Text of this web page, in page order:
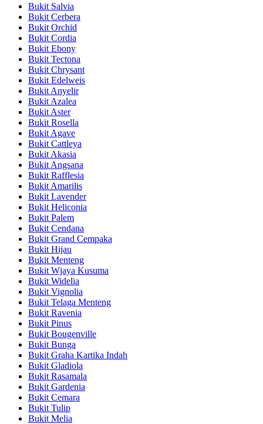
Bukit Salvia
Bukit Cerbera
Bukit Orchid
Bukit Cordia
Bukit Ebony
Bukit Tectona
Bukit Chrysant
Bukit Edelweis
Bukit Anyelir
Bukit Azalea
Bukit Aster
Bukit Rosella
Bukit Agave
Bukit Cattleya
Bukit Akasia
Bukit Angsana
Bukit Rafflesia
Bukit Amarilis
Bukit Lavender
Bukit Heliconia
Bukit Palem
Bukit Cendana
Bukit Grand Cempaka
Bukit Hijau
Bukit Menteng
Bukit Wjaya Kusuma
Bukit Widelia
Bukit Vignolia
Bukit Telaga Menteng
Bukit Ravenia
Bukit Pinus
Bukit Bougenville
Bukit Bunga
Bukit Graha Kartika Indah
Bukit Gladiola
Bukit Rasamala
Bukit Gardenia
Bukit Cemara
Bukit Tulip
Bukit Melia